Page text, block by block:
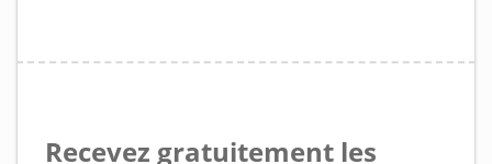
Recevez gratuitement les